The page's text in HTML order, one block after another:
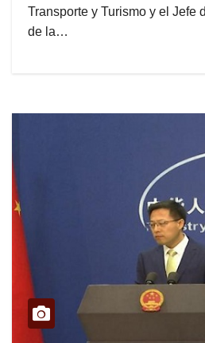
Transporte y Turismo y el Jefe
de la…